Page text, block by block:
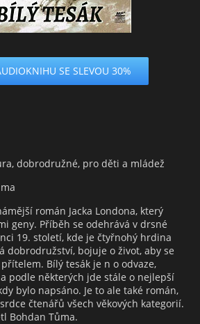
SE SLEVOU 30%
dobrodružné, pro děti a mládež
román Jacka Londona, který
geny. Příběh se odehrává v drsné
19. století, kde je čtyřnohý hrdina
dobrodružství, bojuje o život, aby se
Bílý tesák je n o odvaze,
podle některých jde stále o nejlepší
bylo napsáno. Je to ale také román,
čtenářů všech věkových kategorií.
Bohdan Tůma.